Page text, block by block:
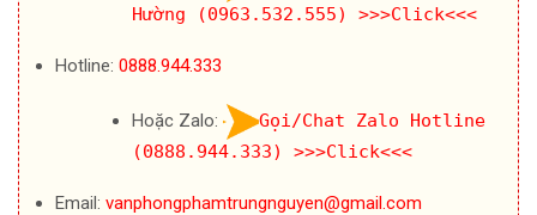
Hường (0963.532.555)
>>>Click<<<
Hotline: 0888.944.333
Hoặc Zalo:
Gọi/Chat Zalo Hotline
(0888.944.333)
>>>Click<<<
Email: vanphongphamtrungnguyen@gmail.com